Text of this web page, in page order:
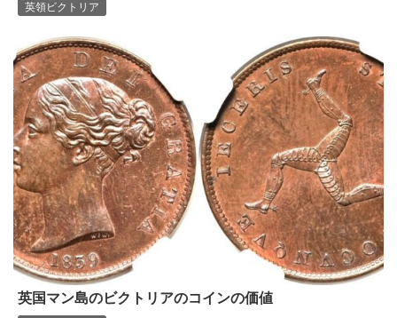
英領ビクトリア
英国マン島のビクトリアのコインの価値